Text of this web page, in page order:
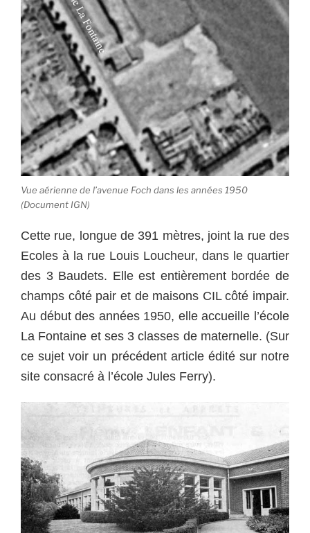
Vue aérienne de l’avenue Foch dans les années 1950
(Document IGN)
Cette rue, longue de 391 mètres, joint la rue des
Ecoles à la rue Louis Loucheur, dans le quartier
des 3 Baudets. Elle est entièrement bordée de
champs côté pair et de maisons CIL côté impair.
Au début des années 1950, elle accueille l’école
La Fontaine et ses 3 classes de maternelle. (Sur
ce sujet voir un précédent article édité sur notre
site consacré à l’école Jules Ferry).